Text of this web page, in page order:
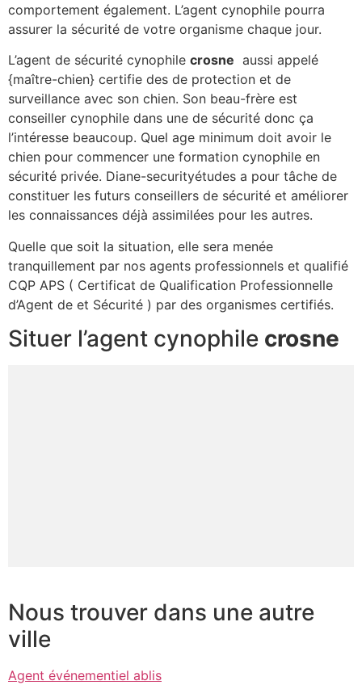
comportement également. L’agent cynophile pourra
assurer la sécurité de votre organisme chaque jour.
L’agent de sécurité cynophile crosne aussi appelé
{maître-chien} certifie des de protection et de
surveillance avec son chien. Son beau-frère est
conseiller cynophile dans une de sécurité donc ça
l’intéresse beaucoup. Quel age minimum doit avoir le
chien pour commencer une formation cynophile en
sécurité privée. Diane-securityétudes a pour tâche de
constituer les futurs conseillers de sécurité et améliorer
les connaissances déjà assimilées pour les autres.
Quelle que soit la situation, elle sera menée
tranquillement par nos agents professionnels et qualifié
CQP APS ( Certificat de Qualification Professionnelle
d’Agent de et Sécurité ) par des organismes certifiés.
Situer l’agent cynophile crosne
Nous trouver dans une autre
ville
Agent événementiel ablis